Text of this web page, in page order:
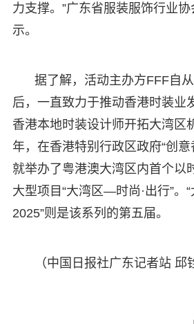
力支撑。”广东省服装服饰行业
示。
据了解，活动主办方FFF自
后，一直致力于推动香港时装业
香港本地时装设计师开拓大湾区
年，在香港特别行政区政府“创
就举办了粤港澳大湾区内首个以
大型项目“大湾区—时尚·出行”。
2025”则是该系列的第五届。
（中国日报社广东记者站 邱